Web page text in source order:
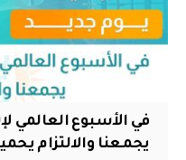
في الأسبوع العالمي
يجمعنا والالتزام